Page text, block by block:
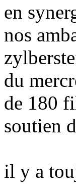
en
nos
du
de 180
soutien
il y a